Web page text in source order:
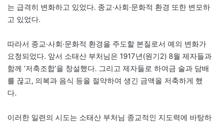
는 급격히 변화하고 있었다. 종교·사회·문화적 환경 또한 변모하
고 있었다.
따라서 종교·사회·문화적 환경을 주도할 본질로서 예의 변화가
요청되었다. 앞서 소태산 부처님은 1917년(원기2) 8월 제자들과
함께 ‘저축조합’을 창설했다. 그리고 제자들로 하여금 술과 담배
를 끊고, 의복과 음식 등을 절약하여 생긴 금액을 저축하게 했
다.
이러한 일련의 시도는 소태산 부처님 종교적인 지도력에 바탕하